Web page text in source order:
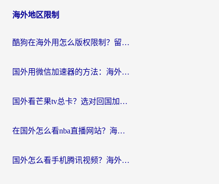
海外地区限制
酷狗在海外用怎么版权限制？留学生亲测：3步解决听国内音乐难题
国外用微信加速器的方法：海外党无缝连接国内生活的实用指南
国外看芒果tv总卡？选对回国加速器，轻松追《浪姐》不费劲
在国外怎么看nba直播网站？海外党专属体育观赛指南，告别地区限制！
国外怎么看手机腾讯视频？海外党亲测有效的追剧加速器选择指南